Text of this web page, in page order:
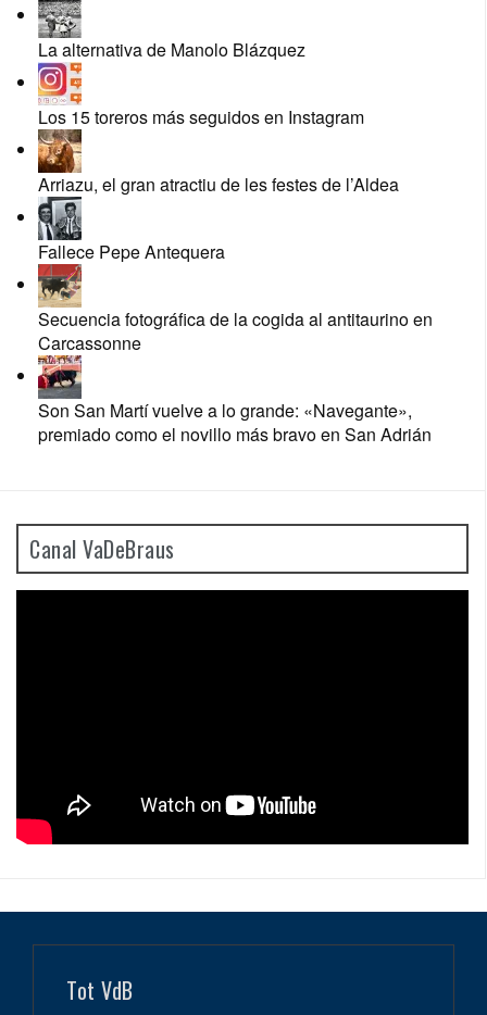
La alternativa de Manolo Blázquez
Los 15 toreros más seguidos en Instagram
Arriazu, el gran atractiu de les festes de l’Aldea
Fallece Pepe Antequera
Secuencia fotográfica de la cogida al antitaurino en
Carcassonne
Son San Martí vuelve a lo grande: «Navegante»,
premiado como el novillo más bravo en San Adrián
Canal VaDeBraus
Tot VdB